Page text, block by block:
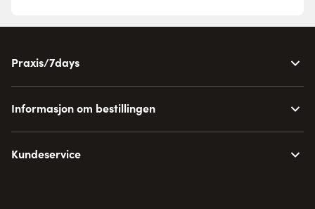
Praxis/7days
Informasjon om bestillingen
Kundeservice